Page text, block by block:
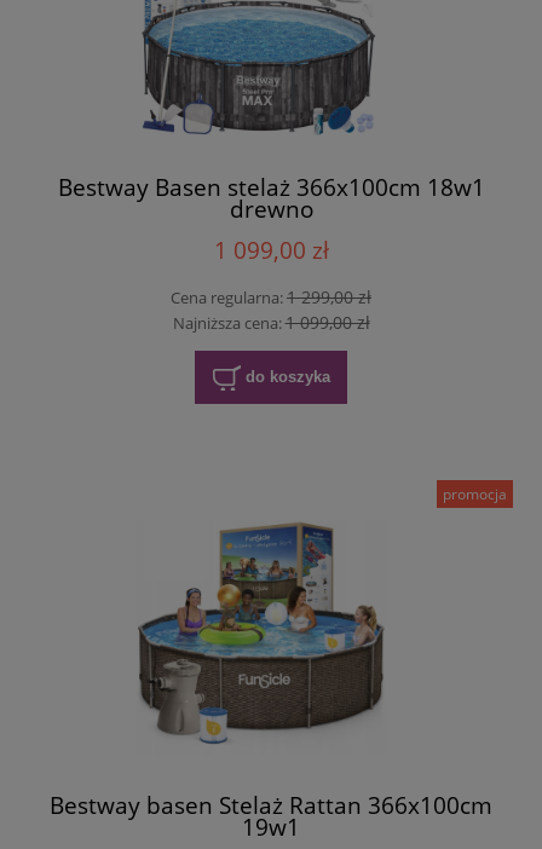
Bestway Basen stelaż 366x100cm 18w1
drewno
1 099,00 zł
Cena regularna:1 299,00 zł
Najniższa cena:1 099,00 zł
do koszyka
Bestway basen Stelaż Rattan 366x100cm
19w1
promocja